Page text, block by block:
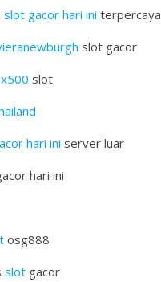
slot gacor hari ini terpercaya
slot gacor
slot
hari ini server luar
hari ini
osg888
slot gacor